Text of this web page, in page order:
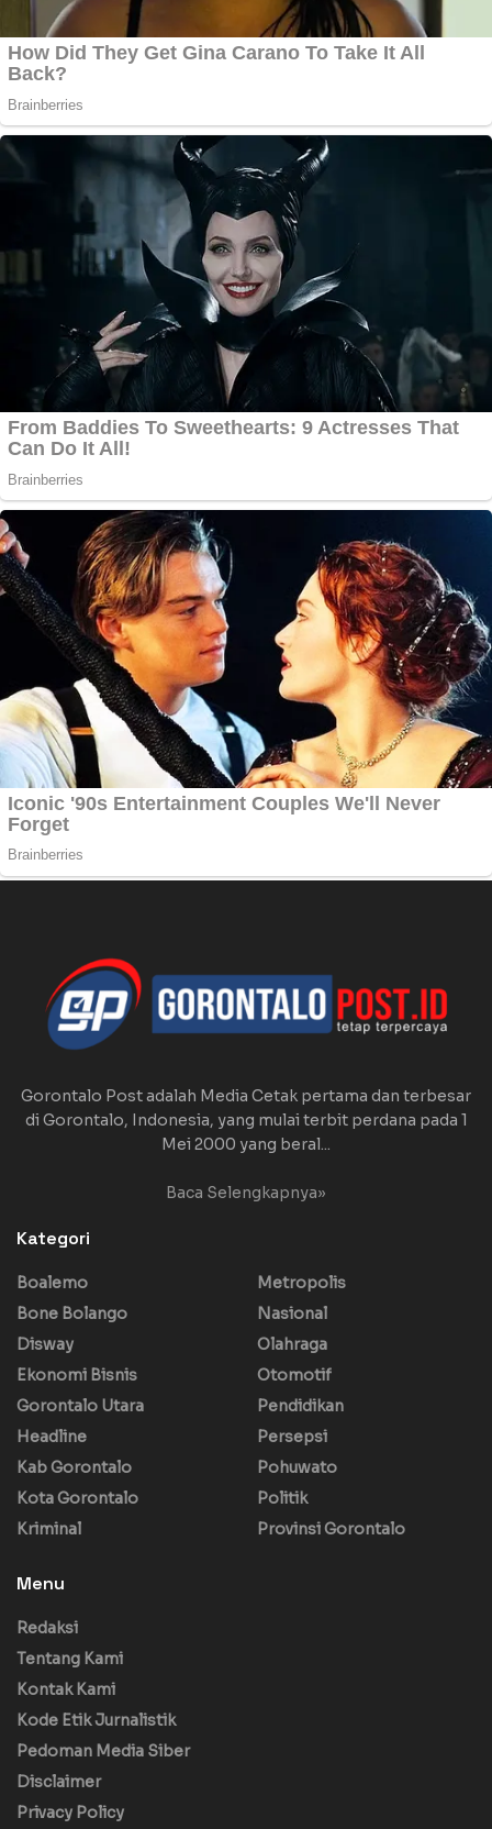
Gorontalo Post adalah Media Cetak pertama dan terbesar
di Gorontalo, Indonesia, yang mulai terbit perdana pada 1
Mei 2000 yang beral...
Baca Selengkapnya»
Kategori
Boalemo
Bone Bolango
Disway
Ekonomi Bisnis
Gorontalo Utara
Headline
Kab Gorontalo
Kota Gorontalo
Kriminal
Metropolis
Nasional
Olahraga
Otomotif
Pendidikan
Persepsi
Pohuwato
Politik
Provinsi Gorontalo
Menu
Redaksi
Tentang Kami
Kontak Kami
Kode Etik Jurnalistik
Pedoman Media Siber
Disclaimer
Privacy Policy